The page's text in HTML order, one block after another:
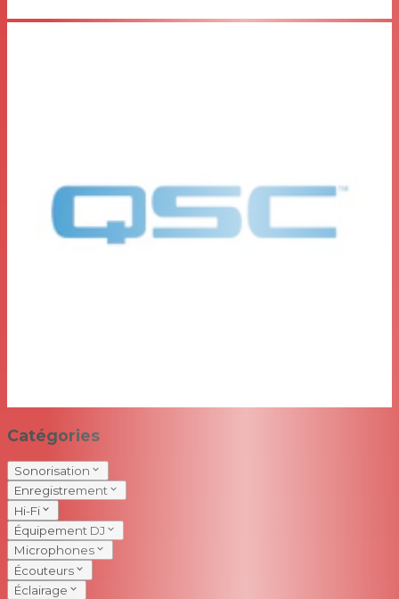
Catégories
Sonorisation
Enregistrement
Hi-Fi
Équipement DJ
Microphones
Écouteurs
Éclairage